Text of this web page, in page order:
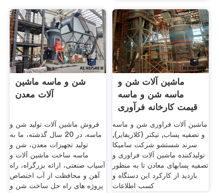
شن و ماسه ماشین
آلات معدن
فروش ماشین آلات تولید شن و
ماسه. در 20 سال گذشته، ما به
تولید تجهیزات معدن، شن و
ماسه ساخت ماشین آلات و
آسیاب صنعتی، ارائه بزرگراه، راه
آهن و محافظت از آب اختصاص
پروژه های راه حل ساخت شن و
ماشین آلات شن و
ماسه شن و ماسه
قیمت کارخانه فرآوری
مواد معدنی
ماشین آلات فراوری شن و ماسه
و تصفیه پساب, تیکنر (کلاریفایر),
سرند شستشو شرکت سامیکا
تولیدکننده ماشین آلات فراوری و
تصفیه پسابهای معادن تا به منظور
بازدید از کارکرد این دستگاه و
کسب اطلاعات